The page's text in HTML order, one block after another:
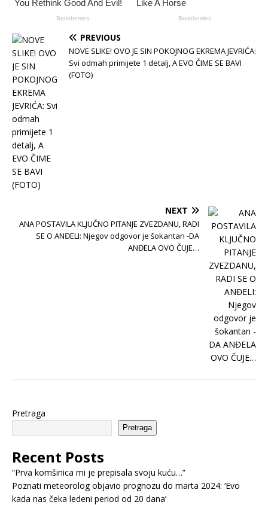
PREVIOUS
NOVE SLIKE! OVO JE SIN POKOJNOG EKREMA JEVRIĆA:
Svi odmah primijete 1 detalj, A EVO ČIME SE BAVI
(FOTO)
NEXT
ANA POSTAVILA KLJUČNO PITANJE ZVEZDANU, RADI
SE O ANĐELI: Njegov odgovor je šokantan -DA
ANĐELA OVO ČUJE…
Pretraga
Pretraga
Recent Posts
“Prva komšinica mi je prepisala svoju kuću…”
Poznati meteorolog objavio prognozu do marta 2024: ‘Evo
kada nas čeka ledeni period od 20 dana’